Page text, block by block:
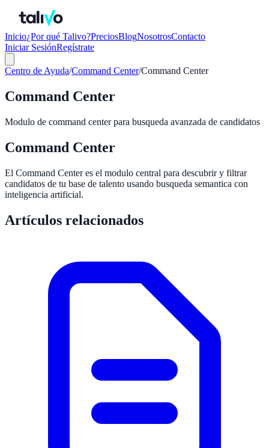
Inicio¿Por qué Talivo?PreciosBlogNosotrosContacto
Iniciar SesiónRegístrate
Centro de Ayuda/Command Center/Command Center
Command Center
Modulo de command center para busqueda avanzada de candidatos
Command Center
El Command Center es el modulo central para descubrir y filtrar
candidatos de tu base de talento usando busqueda semantica con
inteligencia artificial.
Artículos relacionados